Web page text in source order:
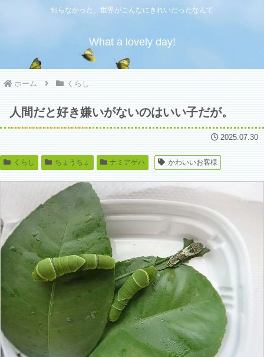
知らなかった、世界がこんなにきれいだったなんて
What a lovely day!
ホーム くらし
人間だと好き嫌いがないのはいい子だが。
2025.07.30
くらし ちょうちょ ナミアゲハ かわいいお客様